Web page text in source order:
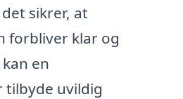
sikrer, at
forbliver klar og
en
uvildig